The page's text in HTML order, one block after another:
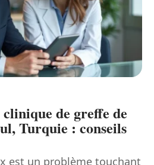
de greffe de
Turquie : conseils
est un problème touchant